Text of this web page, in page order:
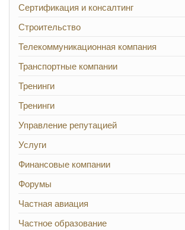
Сертификация и консалтинг
Строительство
Телекоммуникационная компания
Транспортные компании
Тренинги
Тренинги
Управление репутацией
Услуги
Финансовые компании
Форумы
Частная авиация
Частное образование